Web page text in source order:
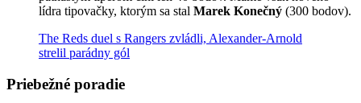
lídra tipovačky, ktorým sa stal Marek Konečný (300 bodov).
The Reds duel s Rangers zvládli, Alexander-Arnold
strelil parádny gól
Priebežné poradie